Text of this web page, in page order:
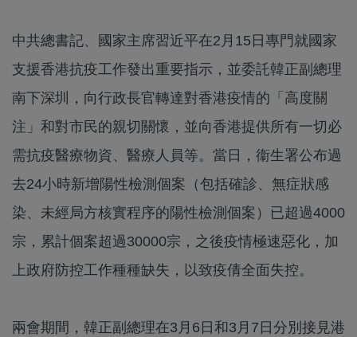
中共總書記、國家主席習近平在2月15日專門就國家
支援香港抗疫工作發出重要指示，並委託韓正副總理
南下深圳，向行政長官轉達對香港疫情的「高度關
注」和對市民的親切關懷，並向香港提供所有一切必
需抗疫醫療物資、醫療人員等。當日，衞生署公布過
去24小時新增陽性檢測個案（包括確診、無症狀感
染、未經局方核實程序的陽性檢測個案）已超過4000
宗，累計個案超過30000宗，之後疫情極速惡化，加
上政府防控工作種種缺失，以致疫倩全面失控。
兩會期間，韓正副總理在3月6日和3月7日分別接見港